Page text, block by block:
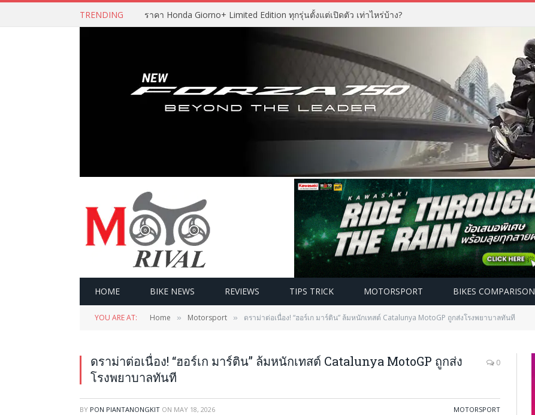
TRENDING ราคา Honda Giorno+ Limited Edition ทุกรุ่นตั้งแต่เปิดตัว เท่าไหร่บ้าง?
HOME BIKE NEWS REVIEWS TIPS TRICK MOTORSPORT BIKES COMPARISON
YOU ARE AT: Home » Motorsport » ดราม่าต่อเนื่อง! “ฮอร์เก มาร์ติน” ล้มหนักเทสต์ Catalunya MotoGP ถูกส่งโรงพยาบาลทันที
ดราม่าต่อเนื่อง! “ฮอร์เก มาร์ติน” ล้มหนักเทสต์ Catalunya MotoGP ถูกส่ง
โรงพยาบาลทันที
0
BY PON PIANTANONGKIT ON MAY 18, 2026 MOTORSPORT